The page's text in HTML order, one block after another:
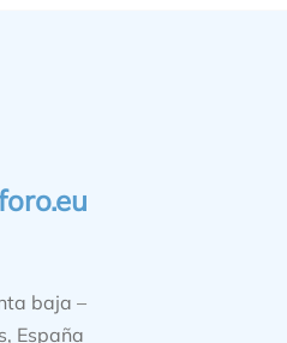
baja –
España